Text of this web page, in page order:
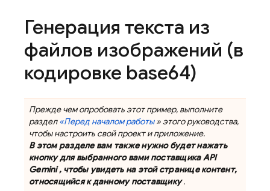
Генерация текста из
файлов изображений (в
кодировке base64)
Прежде чем опробовать этот пример, выполните
раздел«Перед началом работы» этого руководства,
чтобы настроить свой проект и приложение.
В этом разделе вам также нужно будет нажать
кнопку для выбранного вами поставщикаAPI
Gemini, чтобы увидеть на этой странице контент,
относящийся к данному поставщику.